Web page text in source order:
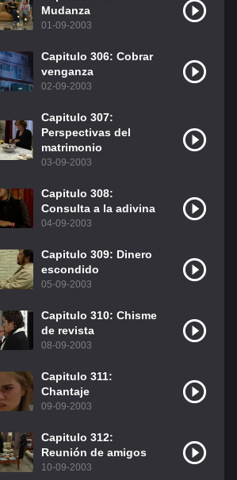
Christopher Von Uckermann
Maite Perroni
Como Assistir Legendado
Mudanza
01-09-2003
Capitulo 306: Cobrar
venganza
02-09-2003
Capitulo 307:
Perspectivas del
matrimonio
03-09-2003
Capitulo 308:
Consulta a la adivina
04-09-2003
Capitulo 309: Dinero
escondido
05-09-2003
Capitulo 310: Chisme
de revista
08-09-2003
Capitulo 311:
Chantaje
09-09-2003
Capitulo 312:
Reunión de amigos
10-09-2003